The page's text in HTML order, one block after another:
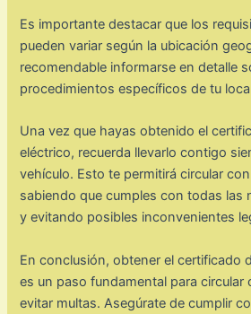
Es importante destacar que los
pueden variar según la ubicación
recomendable informarse en detalle
procedimientos específicos de tu
Una vez que hayas obtenido el
eléctrico, recuerda llevarlo contigo
vehículo. Esto te permitirá circular
sabiendo que cumples con todas las
y evitando posibles inconvenientes
En conclusión, obtener el certificado
es un paso fundamental para circular
evitar multas. Asegúrate de cumplir